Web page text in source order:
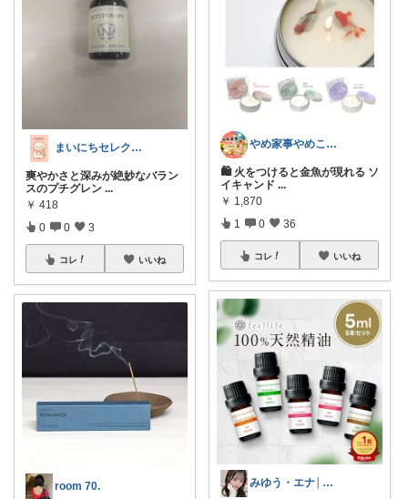
まいにちセレクトdays
爽やかさと深みが絶妙なバラン
スのプチグレン ...
￥ 418
0 0 3
コレ いいね
room 70.
やめ家事やめこ♡一軍インテリア
🛍 火をつけると金魚が現れる ソ
イキャンド ...
￥ 1,870
1 0 36
コレ いいね
みゆう・エナ│美容・インテリア